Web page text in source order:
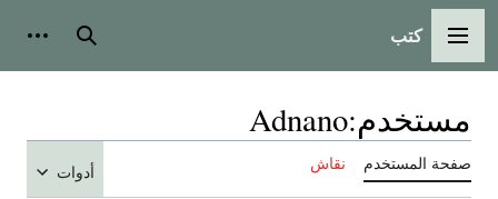
القائمة الرئيسية
كتب بحث
مستخدم:
Adnano
صفحة المستخدم نقاش أدوات